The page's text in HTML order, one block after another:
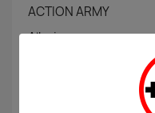
ACTION ARMY
Albainox